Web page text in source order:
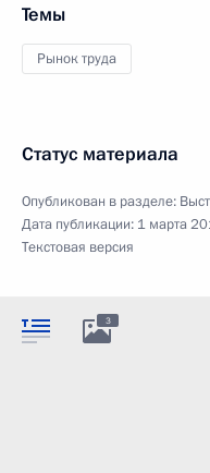
Темы
Рынок труда
Статус материала
Опубликован в разделе:
Дата публикации: 1 марта
Текстовая версия
3